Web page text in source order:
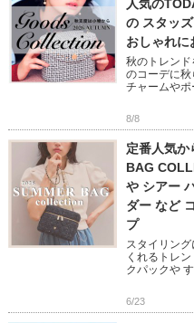
人気の
の スタッ
おしゃれに
秋のトレンド
のコーデに
チャームや
い小物をピッ
8/8
定番人気か
BAG
や シアー
ダー など
プ
スタイリン
くれるトレ
クパックや
[…]
6/23